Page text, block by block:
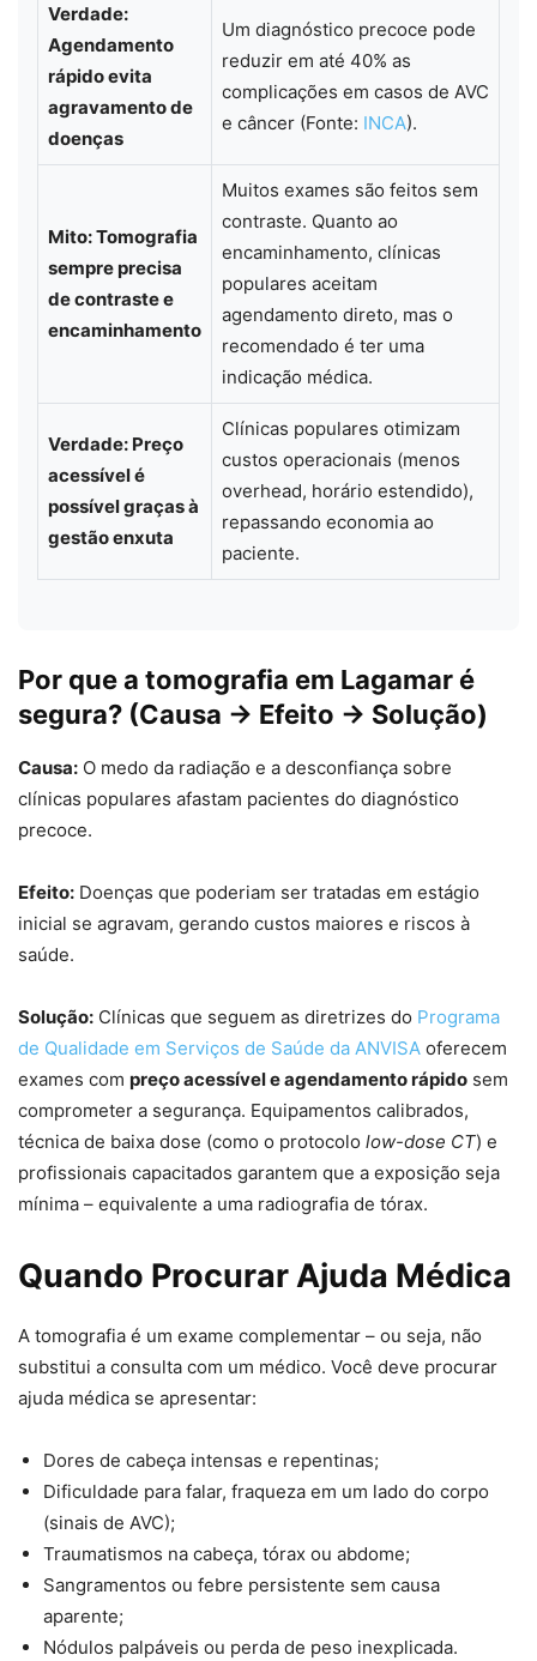
Verdade:
Agendamento
rápido evita
agravamento de
doenças
Um diagnóstico precoce pode
reduzir em até 40% as
complicações em casos de AVC
e câncer (Fonte: INCA).
Mito: Tomografia
sempre precisa
de contraste e
encaminhamento
Muitos exames são feitos sem
contraste. Quanto ao
encaminhamento, clínicas
populares aceitam
agendamento direto, mas o
recomendado é ter uma
indicação médica.
Verdade: Preço
acessível é
possível graças à
gestão enxuta
Clínicas populares otimizam
custos operacionais (menos
overhead, horário estendido),
repassando economia ao
paciente.
Por que a tomografia em Lagamar é
segura? (Causa → Efeito → Solução)
Causa: O medo da radiação e a desconfiança sobre
clínicas populares afastam pacientes do diagnóstico
precoce.
Efeito: Doenças que poderiam ser tratadas em estágio
inicial se agravam, gerando custos maiores e riscos à
saúde.
Solução: Clínicas que seguem as diretrizes do Programa
de Qualidade em Serviços de Saúde da ANVISA oferecem
exames com preço acessível e agendamento rápido sem
comprometer a segurança. Equipamentos calibrados,
técnica de baixa dose (como o protocolo low-dose CT) e
profissionais capacitados garantem que a exposição seja
mínima – equivalente a uma radiografia de tórax.
Quando Procurar Ajuda Médica
A tomografia é um exame complementar – ou seja, não
substitui a consulta com um médico. Você deve procurar
ajuda médica se apresentar:
Dores de cabeça intensas e repentinas;
Dificuldade para falar, fraqueza em um lado do corpo
(sinais de AVC);
Traumatismos na cabeça, tórax ou abdome;
Sangramentos ou febre persistente sem causa
aparente;
Nódulos palpáveis ou perda de peso inexplicada.